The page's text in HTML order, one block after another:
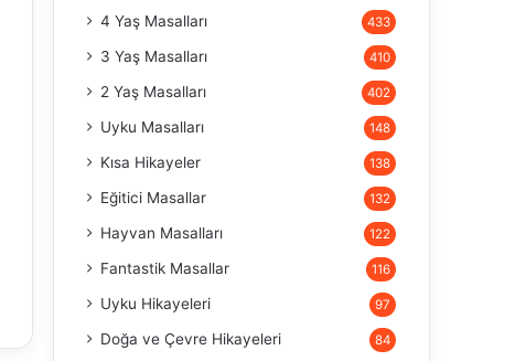
4 Yaş Masalları 433
3 Yaş Masalları 410
2 Yaş Masalları 402
Uyku Masalları 148
Kısa Hikayeler 138
Eğitici Masallar 132
Hayvan Masalları 122
Fantastik Masallar 116
Uyku Hikayeleri 97
Doğa ve Çevre Hikayeleri 84